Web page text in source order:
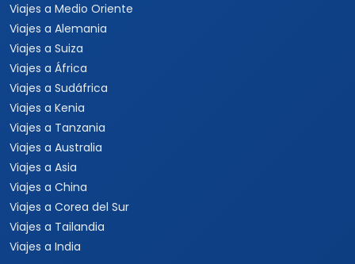
Viajes a Medio Oriente
Viajes a Alemania
Viajes a Suiza
Viajes a África
Viajes a Sudáfrica
Viajes a Kenia
Viajes a Tanzania
Viajes a Australia
Viajes a Asia
Viajes a China
Viajes a Corea del Sur
Viajes a Tailandia
Viajes a India